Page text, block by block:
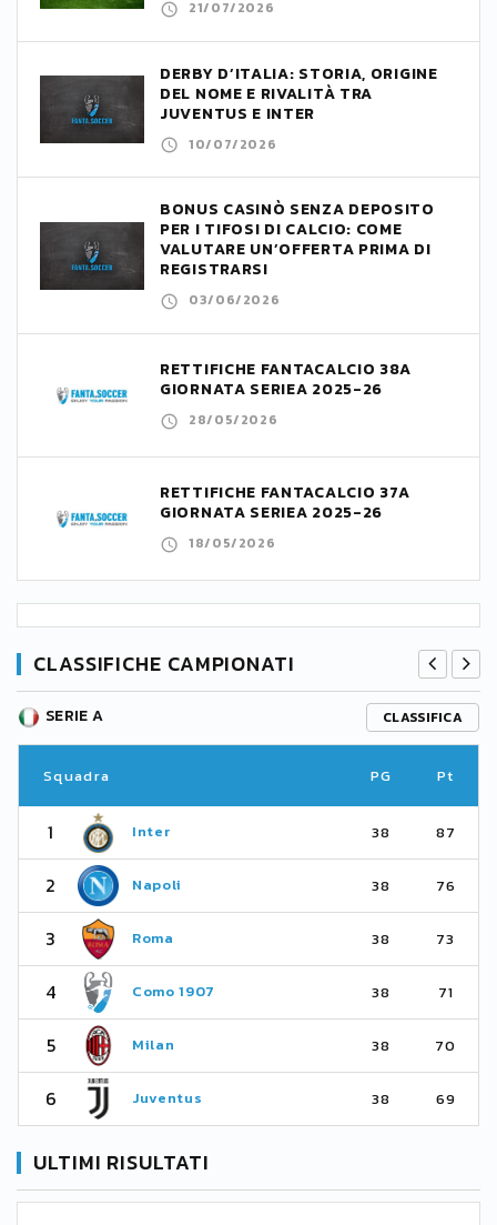
21/07/2026
DERBY D’ITALIA: STORIA, ORIGINE
DEL NOME E RIVALITÀ TRA
JUVENTUS E INTER
10/07/2026
BONUS CASINÒ SENZA DEPOSITO
PER I TIFOSI DI CALCIO: COME
VALUTARE UN’OFFERTA PRIMA DI
REGISTRARSI
03/06/2026
RETTIFICHE FANTACALCIO 38A
GIORNATA SERIEA 2025-26
28/05/2026
RETTIFICHE FANTACALCIO 37A
GIORNATA SERIEA 2025-26
18/05/2026
CLASSIFICHE CAMPIONATI
SERIE A CLASSIFICA
Squadra PG Pt
1 Inter 38 87
2 Napoli 38 76
3 Roma 38 73
4 Como 1907 38 71
5 Milan 38 70
6 Juventus 38 69
ULTIMI RISULTATI